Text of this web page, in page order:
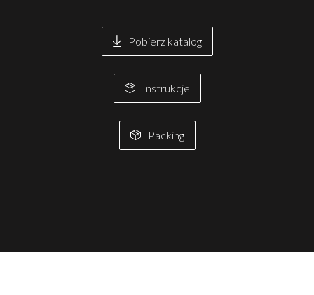
Pobierz katalog
Instrukcje
Packing